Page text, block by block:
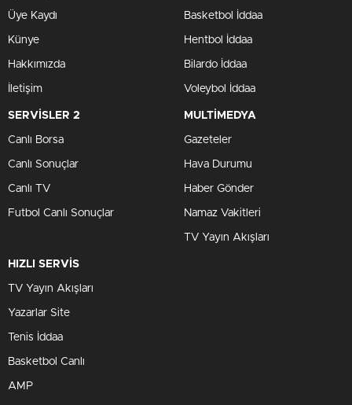
Üye Kaydı
Künye
Hakkımızda
İletişim
Basketbol İddaa
Hentbol İddaa
Bilardo İddaa
Voleybol İddaa
SERVİSLER 2
Canlı Borsa
Canlı Sonuçlar
Canlı TV
Futbol Canlı Sonuçlar
MULTİMEDYA
Gazeteler
Hava Durumu
Haber Gönder
Namaz Vakitleri
TV Yayın Akışları
HIZLI SERVİS
TV Yayın Akışları
Yazarlar Site
Tenis İddaa
Basketbol Canlı
AMP